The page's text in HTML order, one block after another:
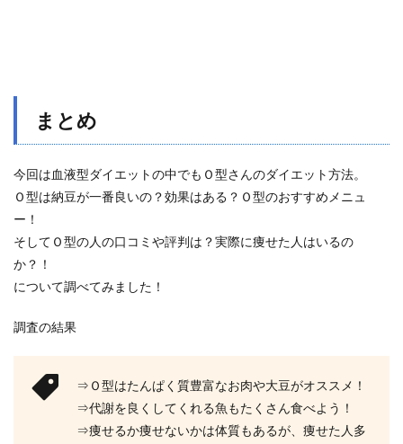
まとめ
今回は血液型ダイエットの中でもＯ型さんのダイエット方法。
Ｏ型は納豆が一番良いの？効果はある？Ｏ型のおすすめメニュ
ー！
そしてＯ型の人の口コミや評判は？実際に痩せた人はいるの
か？！
について調べてみました！
調査の結果
⇒Ｏ型はたんぱく質豊富なお肉や大豆がオススメ！
⇒代謝を良くしてくれる魚もたくさん食べよう！
⇒痩せるか痩せないかは体質もあるが、痩せた人多